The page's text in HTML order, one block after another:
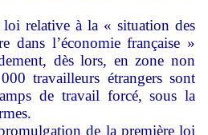
relative à la « situation des
dans l’économie française »
dès lors, en zone non
travailleurs étrangers sont
de travail forcé, sous la
de la première loi